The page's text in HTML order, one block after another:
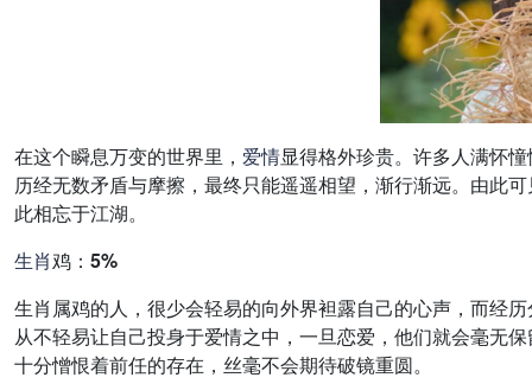
在这个瞬息万变的世界里， 爱情显得格外珍贵。许多人满怀
历经无数矛盾与摩擦，最终只能遥遥相望，渐行渐远。由此
此相忘于江湖。
生肖鸡：5%
生肖属鸡的人，很少会轻易的向外界袒露自己的心声，而经
从不轻易让自己投身于爱情之中，一旦恋爱，他们就会毫无
十分憎恨着前任的存在，丝毫不会期待破镜重圆。